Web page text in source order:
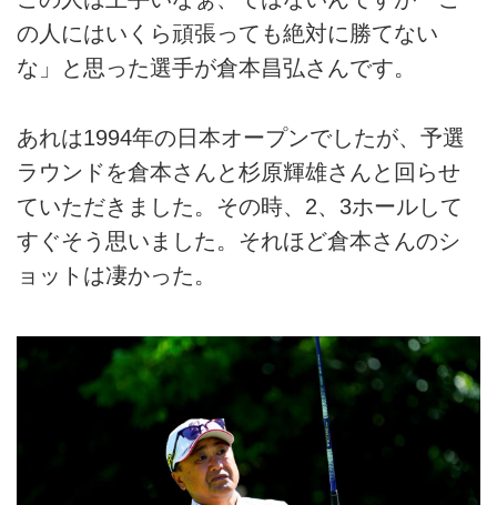
の人にはいくら頑張っても絶対に勝てない
な」と思った選手が倉本昌弘さんです。
あれは1994年の日本オープンでしたが、予選
ラウンドを倉本さんと杉原輝雄さんと回らせ
ていただきました。その時、2、3ホールして
すぐそう思いました。それほど倉本さんのシ
ョットは凄かった。